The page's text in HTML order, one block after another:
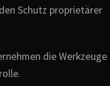
Schutz proprietärer
die Werkzeuge